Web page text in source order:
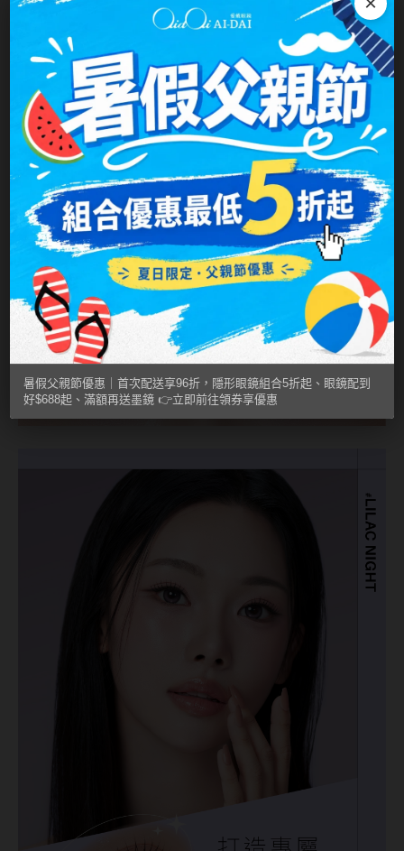
泡沫洗鏡液
暑假父親節優惠｜首次配送享96折，隱形眼鏡組合5折起、眼鏡配到
好$688起、滿額再送墨鏡 👉立即前往領券享優惠